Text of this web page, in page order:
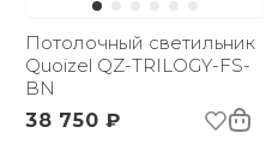
Потолочный светильник
Quoizel QZ-TRILOGY-FS-
BN
38 750 ₽